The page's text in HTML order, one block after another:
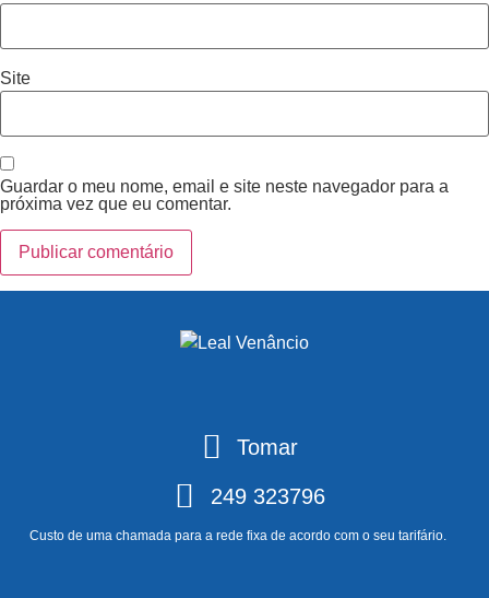
Site
Guardar o meu nome, email e site neste navegador para a
próxima vez que eu comentar.
Tomar
249 323796
Custo de uma chamada para a rede fixa de acordo com o seu tarifário.